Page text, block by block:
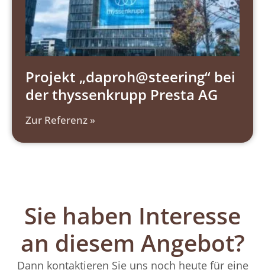
Projekt „daproh@steering“​ bei
der thyssenkrupp Presta AG
Zur Referenz »
Sie haben Interesse
an diesem Angebot?
Dann kontaktieren Sie uns noch heute für eine